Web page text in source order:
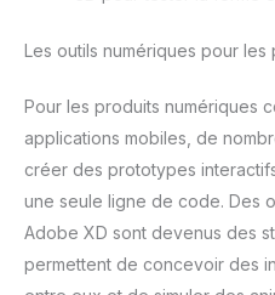
Les outils numériques pour
Pour les produits numériques
applications mobiles, de
créer des prototypes
une seule ligne de code. Des
Adobe XD sont devenus des
permettent de concevoir des